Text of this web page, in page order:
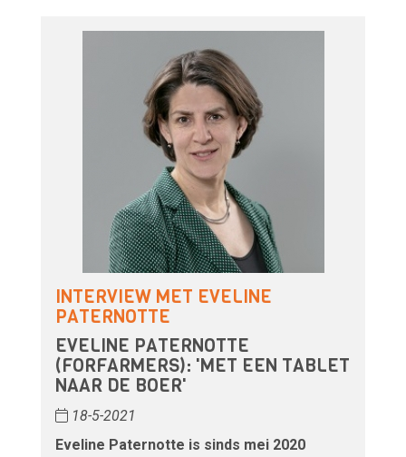
INTERVIEW MET EVELINE
PATERNOTTE
EVELINE PATERNOTTE
(FORFARMERS): 'MET EEN TABLET
NAAR DE BOER'
18-5-2021
Eveline Paternotte is sinds mei 2020